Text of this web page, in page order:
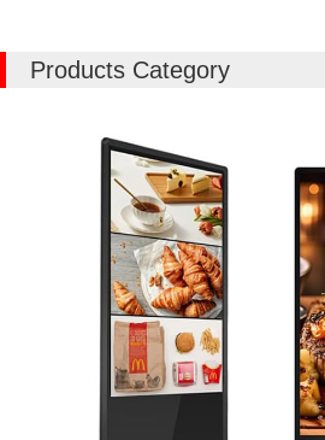
Products Category